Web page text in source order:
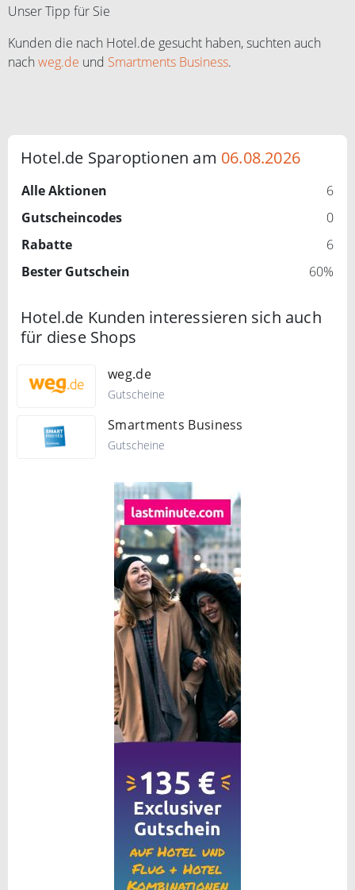
Unser Tipp für Sie
Kunden die nach Hotel.de gesucht haben, suchten auch
nach weg.de und Smartments Business.
Hotel.de Sparoptionen am 06.08.2026
Alle Aktionen
6
Gutscheincodes
0
Rabatte
6
Bester Gutschein
60%
Hotel.de Kunden interessieren sich auch
für diese Shops
weg.de
Gutscheine
Smartments Business
Gutscheine